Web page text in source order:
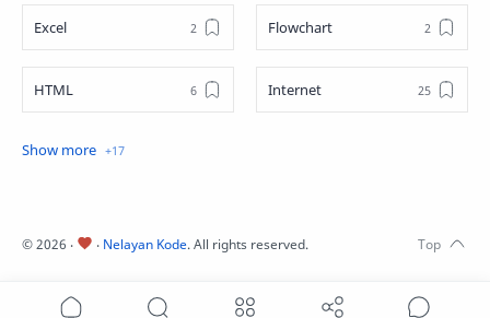
Excel Flowchart
HTML Internet
Java
©2026 ‧ ‧ Nelayan Kode. All rights reserved.